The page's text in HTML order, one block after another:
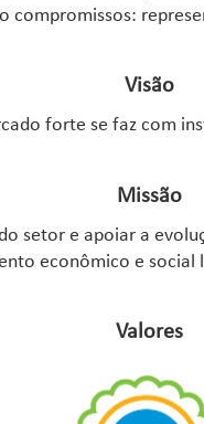
compromissos:
Visão
forte se faz com
Missão
setor e apoiar a
econômico e
Valores